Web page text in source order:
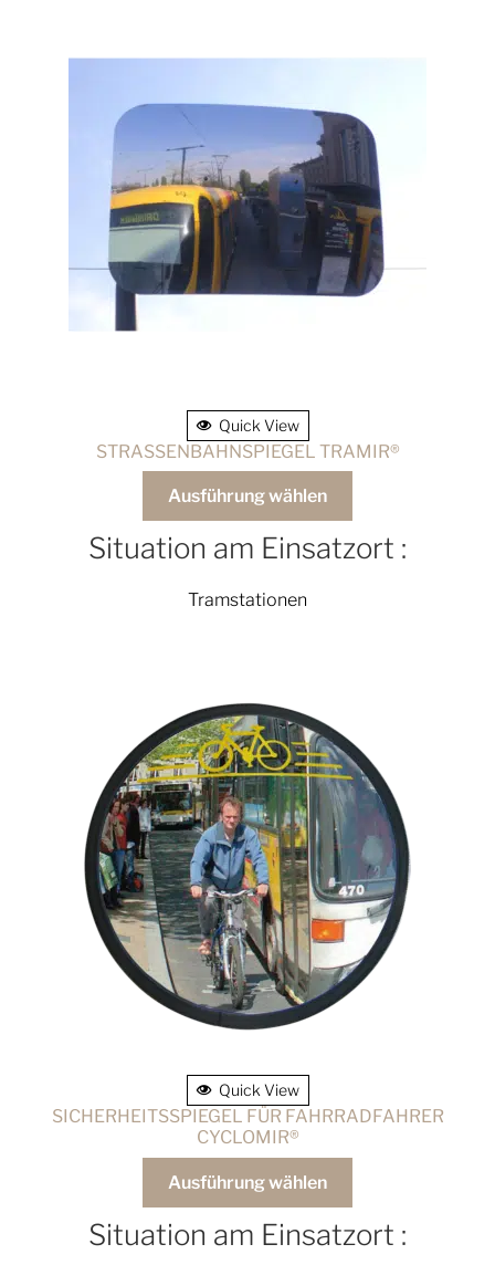
Quick View
STRASSENBAHNSPIEGEL TRAMIR®
Ausführung wählen
Situation am Einsatzort :
Tramstationen
Quick View
SICHERHEITSSPIEGEL FÜR FAHRRADFAHRER
CYCLOMIR®
Ausführung wählen
Situation am Einsatzort :